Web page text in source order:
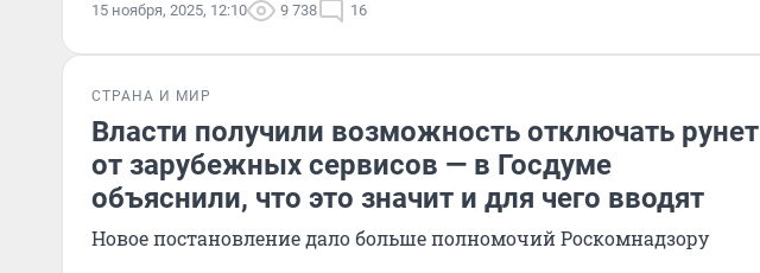
15 ноября, 2025, 12:10 9 738 16
СТРАНА И МИР
Власти получили возможность отключать рунет
от зарубежных сервисов — в Госдуме
объяснили, что это значит и для чего вводят
Новое постановление дало больше полномочий Роскомнадзору